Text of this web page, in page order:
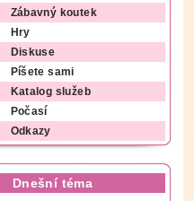
Zábavný koutek
Hry
Diskuse
Píšete sami
Katalog služeb
Počasí
Odkazy
Dnešní téma